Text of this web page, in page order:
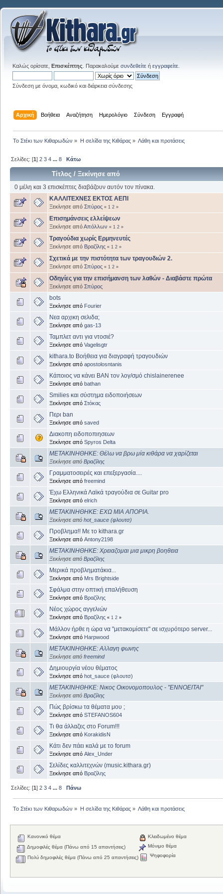
Καλώς ορίσατε, Επισκέπτης . Παρακαλούμε συνδεθείτε ή εγγραφείτε
Σύνδεση με όνομα, κωδικό και διάρκεια σύνδεσης
Αρχική Βοήθεια Αναζήτηση Ημερολόγιο Σύνδεση Εγγραφή
Το Στέκι των Κιθαρωδών » Η σελίδα της Κιθάρας» Λάθη και προτάσεις
Σελίδες: [1]2 3 4 ...8 Κάτω
Τίτλος /Ξεκίνησε από
0 μέλη και 3 επισκέπτες διαβάζουν αυτόν τον πίνακα.
ΚΑΛΛΙΤΕΧΝΕΣ ΕΚΤΟΣ ΑΕΠΙ
Ξεκίνησε από Σπύρος « 1 2 »
Επισημάνσεις ελλείψεων
Ξεκίνησε απόΑπόλλων « 1 2 »
Τραγούδια χωρίς Ερμηνευτές
Ξεκίνησε από Βραζίλης « 1 2 »
Σχετικά με την πιστότητα των τραγουδιών 2.
Ξεκίνησε από Σπύρος « 1 2 »
Οδηγίες για την επισήμανση των λαθών - Διαβάστε πρώτα
Ξεκίνησε από Σπύρος
bots
Ξεκίνησε από Fourier
Νεα αρχικη σελιδα;
Ξεκίνησε από gas-13
Ταμπλετ αντι για ντοσιέ?
Ξεκίνησε από Vagelisgtr
kithara.to Βοήθεια για διαγραφή τραγουδιών
Ξεκίνησε από apostolosntanis
Κάποιος να κάνει BAN τον λογ/σμό chislainerenee
Ξεκίνησε από bathan
Smilies και σύστημα ειδοποιήσεων
Ξεκίνησε από Στόκας
Περι ban
Ξεκίνησε από saved
Διακοπη ειδοποπιησεων
Ξεκίνησε από Spyros Delta
ΜΕΤΑΚΙΝΗΘΗΚΕ: Θέλω να βρω μία κιθάρα να χαρίζεται
Ξεκίνησε από Βραζίλης
Γραμματοσειρές και επεξεργασία....
Ξεκίνησε από freemind
Έχω Ελληνικά Λαϊκά τραγούδια σε Guitar pro
Ξεκίνησε από elrich
ΜΕΤΑΚΙΝΗΘΗΚΕ: ΕΧΩ ΜΙΑ ΑΠΟΡΙΑ.
Ξεκίνησε από hot_sauce (φλουτσ)
Προβλημα!! Με το kithara.gr
Ξεκίνησε από Antony2198
ΜΕΤΑΚΙΝΗΘΗΚΕ: Χρειαζομαι μια μικρη βοηθεια
Ξεκίνησε από Βραζίλης
Μερικά προβληματάκια...
Ξεκίνησε από Mrs Brightside
Σφάλμα στην οπτική επαλήθευση
Ξεκίνησε από Βραζίλης
Νέος χώρος αγγελιών
Ξεκίνησε από Βραζίλης « 1 2 »
Μάλλον ήρθε η ώρα να "μετακομίσετε" σε ισχυρότερο server...
Ξεκίνησε από Harpwood
ΜΕΤΑΚΙΝΗΘΗΚΕ: Αλλαγη φωνης
Ξεκίνησε από freemind
Δημιουργία νέου θέματος
Ξεκίνησε από hot_sauce (φλουτσ)
ΜΕΤΑΚΙΝΗΘΗΚΕ: Νικος Οικονομοπουλος - "ΕΝΝΟΕΙΤΑΙ"
Ξεκίνησε από Βραζίλης
Πώς βρίσκω τα θέματα μου ;
Ξεκίνησε από STEFANOS604
Τι θα άλλαζες στο Forum!!!
Ξεκίνησε από KorakidisN
Κάτι δεν πάει καλά με το forum
Ξεκίνησε από Alex_Under
Σελίδες καλλιτεχνών (music.kithara.gr)
Ξεκίνησε από Βραζίλης
Σελίδες: [1]2 3 4 ...8 Πάνω
Το Στέκι των Κιθαρωδών » Η σελίδα της Κιθάρας» Λάθη και προτάσεις
Κανονικό θέμα
Δημοφιλές θέμα (Πάνω από 15 απαντήσεις)
Πολύ δημοφιλές θέμα (Πάνω από 25 απαντήσεις)
Κλειδωμένο θέμα
Μόνιμο θέμα
Ψηφοφορία